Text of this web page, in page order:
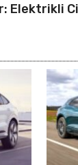
Elektrikli